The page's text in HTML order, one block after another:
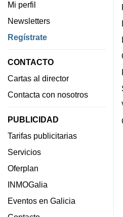
Mi perfil
Newsletters
Regístrate
CONTACTO
Cartas al director
Contacta con nosotros
PUBLICIDAD
Tarifas publicitarias
Servicios
Oferplan
INMOGalia
Eventos en Galicia